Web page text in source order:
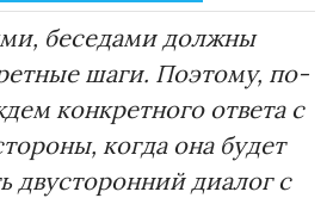
беседами должны
шаги. Поэтому, по-
конкретного ответа с
когда она будет
двусторонний диалог с